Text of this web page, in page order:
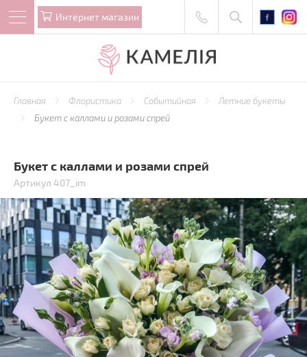
Интернет магазин
Главная Флористика Событийная
Летние букеты
Букет с каллами и розами спрей
Букет с каллами и розами спрей
Артикул 407_im